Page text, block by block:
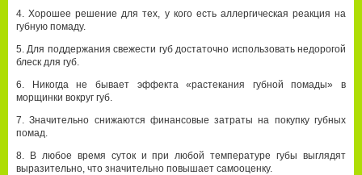
Хорошее решение для тех, у кого есть аллергическая реакция на
губную помаду.
Для поддержания свежести губ достаточно использовать недорогой
блеск для губ.
Никогда не бывает эффекта «растекания губной помады» в
морщинки вокруг губ.
Значительно снижаются финансовые затраты на покупку губных
помад.
В любое время суток и при любой температуре губы выглядят
выразительно, что значительно повышает самооценку.